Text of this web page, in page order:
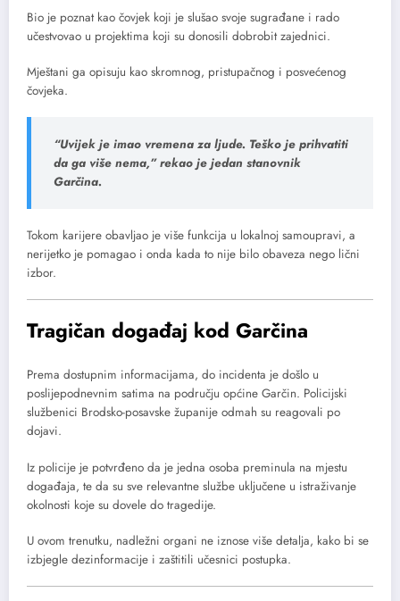
Bio je poznat kao čovjek koji je slušao svoje sugrađane i rado
učestvovao u projektima koji su donosili dobrobit zajednici.
Mještani ga opisuju kao skromnog, pristupačnog i posvećenog
čovjeka.
“Uvijek je imao vremena za ljude. Teško je prihvatiti
da ga više nema,” rekao je jedan stanovnik
Garčina.
Tokom karijere obavljao je više funkcija u lokalnoj samoupravi, a
nerijetko je pomagao i onda kada to nije bilo obaveza nego lični
izbor.
Tragičan događaj kod Garčina
Prema dostupnim informacijama, do incidenta je došlo u
poslijepodnevnim satima na području općine Garčin. Policijski
službenici Brodsko-posavske županije odmah su reagovali po
dojavi.
Iz policije je potvrđeno da je jedna osoba preminula na mjestu
događaja, te da su sve relevantne službe uključene u istraživanje
okolnosti koje su dovele do tragedije.
U ovom trenutku, nadležni organi ne iznose više detalja, kako bi se
izbjegle dezinformacije i zaštitili učesnici postupka.